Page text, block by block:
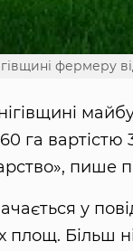
фермеру
га
пише
у
площ. Більш